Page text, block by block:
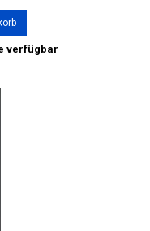
verfügbar